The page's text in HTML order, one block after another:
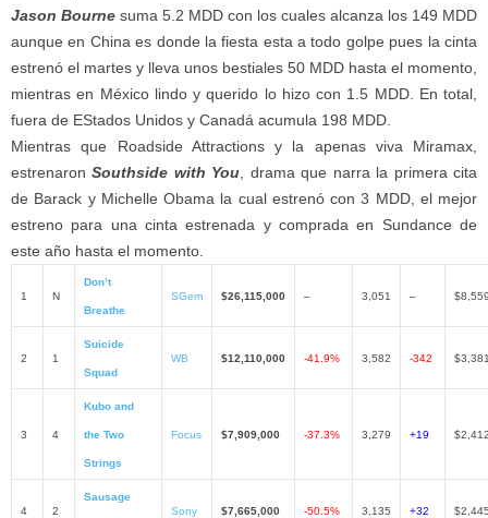
Jason Bourne suma 5.2 MDD con los cuales alcanza los 149 MDD
aunque en China es donde la fiesta esta a todo golpe pues la cinta
estrenó el martes y lleva unos bestiales 50 MDD hasta el momento,
mientras en México lindo y querido lo hizo con 1.5 MDD. En total,
fuera de EStados Unidos y Canadá acumula 198 MDD.
Mientras que Roadside Attractions y la apenas viva Miramax,
estrenaronSouthside with You , drama que narra la primera cita
de Barack y Michelle Obama la cual estrenó con 3 MDD, el mejor
estreno para una cinta estrenada y comprada en Sundance de
este año hasta el momento.
1 N
Don’t
Breathe
SGem $26,115,000 – 3,051 –
2 1
Suicide
Squad
WB $12,110,000 -41.9% 3,582 -342
3 4
Kubo and
the Two
Strings
Focus $7,909,000 -37.3% 3,279 +19
4 2
Sausage
Sony
$7,665,000 -50.5% 3,135 +32